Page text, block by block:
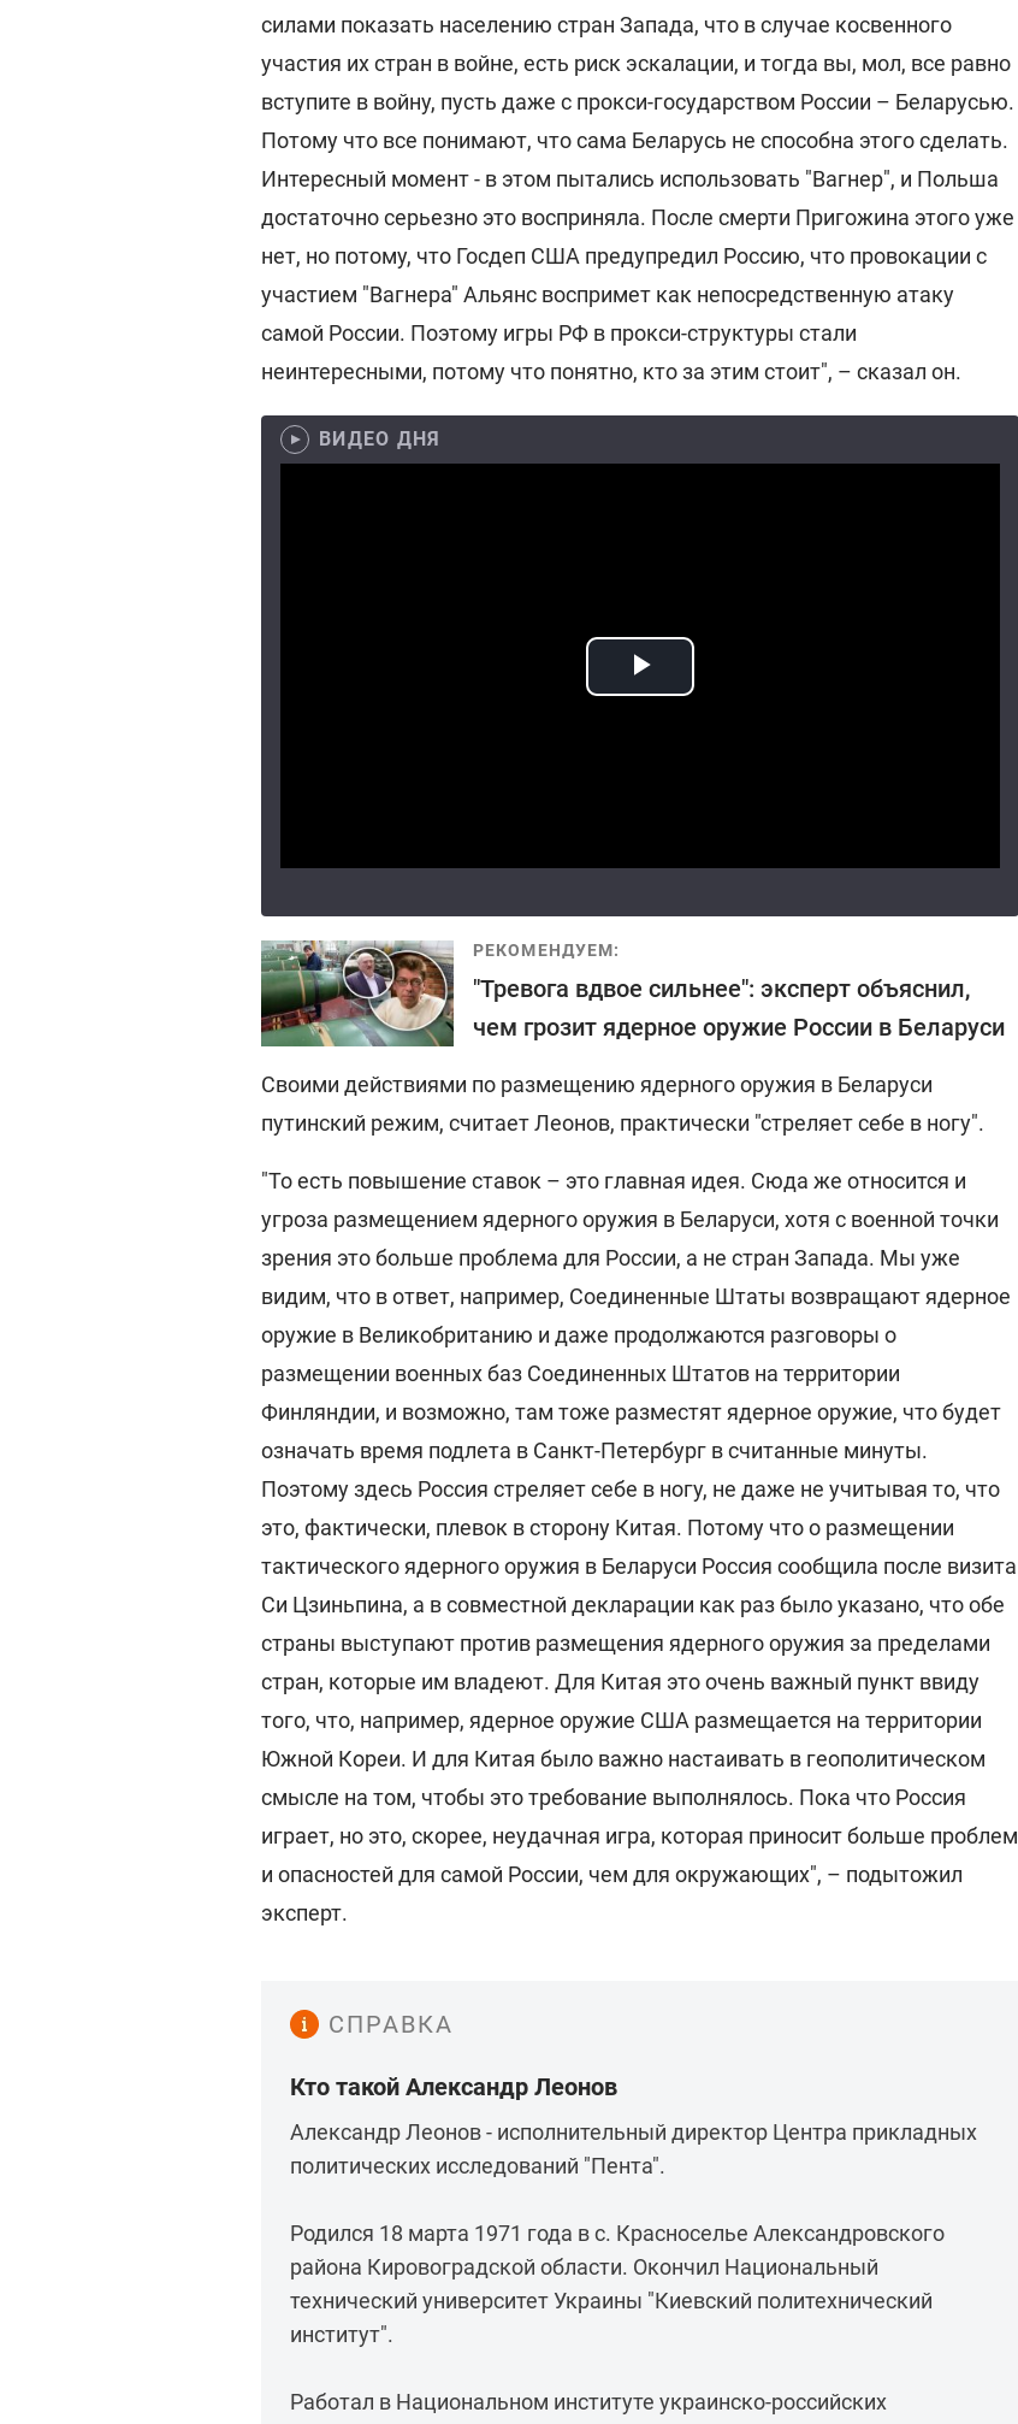
силами показать населению стран Запада, что в случае косвенного
участия их стран в войне, есть риск эскалации, и тогда вы, мол, все равно
вступите в войну, пусть даже с прокси-государством России – Беларусью.
Потому что все понимают, что сама Беларусь не способна этого сделать.
Интересный момент - в этом пытались использовать "Вагнер", и Польша
достаточно серьезно это восприняла. После смерти Пригожина этого уже
нет, но потому, что Госдеп США предупредил Россию, что провокации с
участием "Вагнера" Альянс воспримет как непосредственную атаку
самой России. Поэтому игры РФ в прокси-структуры стали
неинтересными, потому что понятно, кто за этим стоит", – сказал он.
ВИДЕО ДНЯ
РЕКОМЕНДУЕМ:
"Тревога вдвое сильнее": эксперт объяснил,
чем грозит ядерное оружие России в Беларуси
Своими действиями по размещению ядерного оружия в Беларуси
путинский режим, считает Леонов, практически "стреляет себе в ногу".
"То есть повышение ставок – это главная идея. Сюда же относится и
угроза размещением ядерного оружия в Беларуси, хотя с военной точки
зрения это больше проблема для России, а не стран Запада. Мы уже
видим, что в ответ, например, Соединенные Штаты возвращают ядерное
оружие в Великобританию и даже продолжаются разговоры о
размещении военных баз Соединенных Штатов на территории
Финляндии, и возможно, там тоже разместят ядерное оружие, что будет
означать время подлета в Санкт-Петербург в считанные минуты.
Поэтому здесь Россия стреляет себе в ногу, не даже не учитывая то, что
это, фактически, плевок в сторону Китая. Потому что о размещении
тактического ядерного оружия в Беларуси Россия сообщила после визита
Си Цзиньпина, а в совместной декларации как раз было указано, что обе
страны выступают против размещения ядерного оружия за пределами
стран, которые им владеют. Для Китая это очень важный пункт ввиду
того, что, например, ядерное оружие США размещается на территории
Южной Кореи. И для Китая было важно настаивать в геополитическом
смысле на том, чтобы это требование выполнялось. Пока что Россия
играет, но это, скорее, неудачная игра, которая приносит больше проблем
и опасностей для самой России, чем для окружающих", – подытожил
эксперт.
СПРАВКА
Кто такой Александр Леонов
Александр Леонов - исполнительный директор Центра прикладных
политических исследований "Пента".
Родился 18 марта 1971 года в с. Красноселье Александровского
района Кировоградской области. Окончил Национальный
технический университет Украины "Киевский политехнический
институт".
Работал в Национальном институте украинско-российских